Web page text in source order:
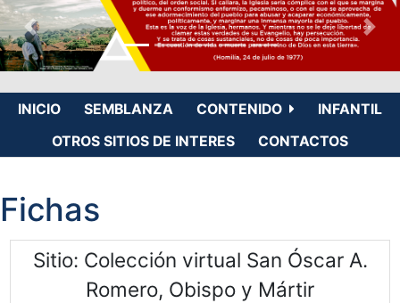
INICIO SEMBLANZA CONTENIDO
INFANTIL
OTROS SITIOS DE INTERES
CONTACTOS
Fichas
Sitio Colección virtual San Óscar A.
Romero, Obispo y Mártir